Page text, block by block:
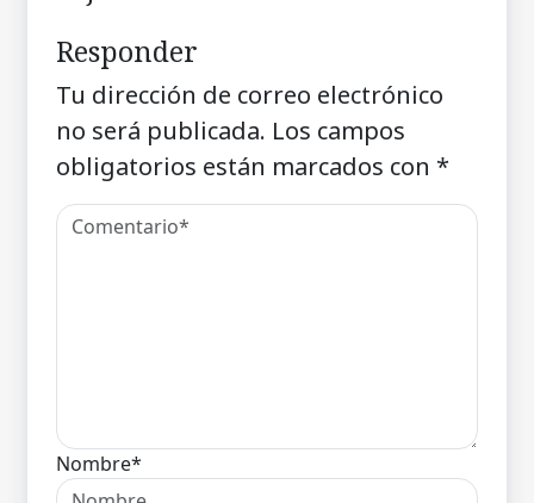
Responder
Tu dirección de correo electrónico
no será publicada. Los campos
obligatorios están marcados con *
Nombre*